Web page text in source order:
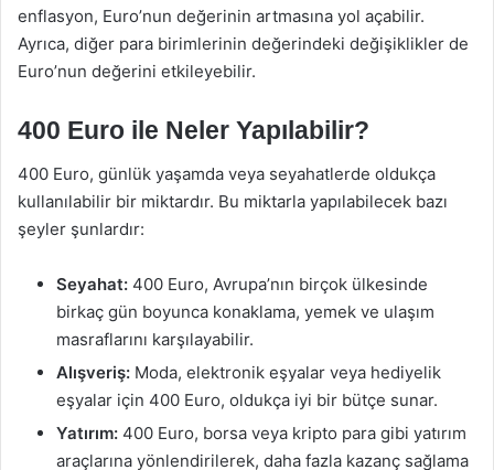
enflasyon, Euro’nun değerinin artmasına yol açabilir.
Ayrıca, diğer para birimlerinin değerindeki değişiklikler de
Euro’nun değerini etkileyebilir.
400 Euro ile Neler Yapılabilir?
400 Euro, günlük yaşamda veya seyahatlerde oldukça
kullanılabilir bir miktardır. Bu miktarla yapılabilecek bazı
şeyler şunlardır:
Seyahat: 400 Euro, Avrupa’nın birçok ülkesinde
birkaç gün boyunca konaklama, yemek ve ulaşım
masraflarını karşılayabilir.
Alışveriş: Moda, elektronik eşyalar veya hediyelik
eşyalar için 400 Euro, oldukça iyi bir bütçe sunar.
Yatırım: 400 Euro, borsa veya kripto para gibi yatırım
araçlarına yönlendirilerek, daha fazla kazanç sağlama